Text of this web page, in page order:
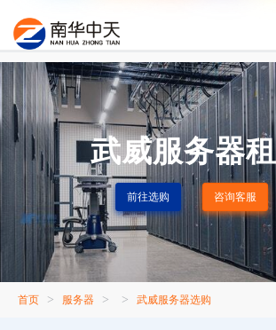
武威服务器
前往选购 咨询客服
首页 > 服务器 > > 武威服务器选购